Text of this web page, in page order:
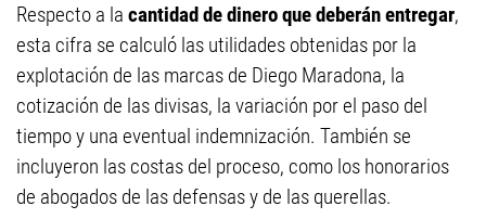
Respecto a la cantidad de dinero que deberán entregar,
esta cifra se calculó las utilidades obtenidas por la
explotación de las marcas de Diego Maradona, la
cotización de las divisas, la variación por el paso del
tiempo y una eventual indemnización. También se
incluyeron las costas del proceso, como los honorarios
de abogados de las defensas y de las querellas.